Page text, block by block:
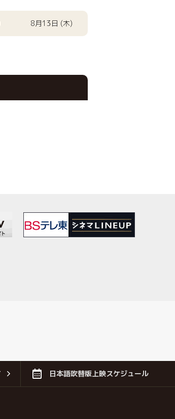
8月13日 (木)
日本語吹替版上映スケジュール